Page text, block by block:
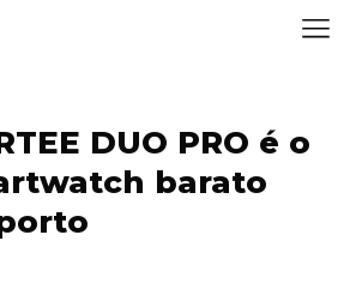
DUO PRO é o
barato